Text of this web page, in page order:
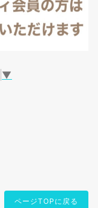
▼
ページTOPに戻る